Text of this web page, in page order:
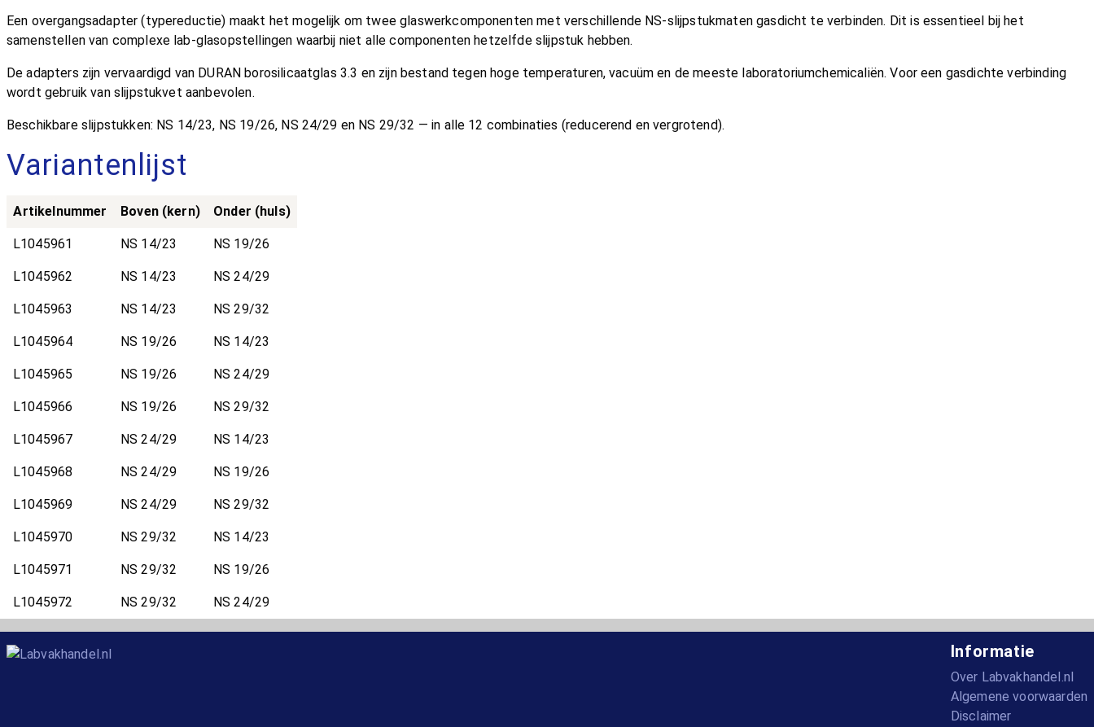
Een overgangsadapter (typereductie) maakt het mogelijk om twee glaswerkcomponenten met verschillende NS-slijpstukmaten gasdicht te verbinden. Dit is essentieel bij het
samenstellen van complexe lab-glasopstellingen waarbij niet alle componenten hetzelfde slijpstuk hebben.
De adapters zijn vervaardigd van DURAN borosilicaatglas 3.3 en zijn bestand tegen hoge temperaturen, vacuüm en de meeste laboratoriumchemicaliën. Voor een gasdichte verbinding
wordt gebruik van slijpstukvet aanbevolen.
Beschikbare slijpstukken: NS 14/23, NS 19/26, NS 24/29 en NS 29/32 — in alle 12 combinaties (reducerend en vergrotend).
Variantenlijst
Artikelnummer Boven (kern) Onder (huls)
L1045961 NS 14/23 NS 19/26
L1045962 NS 14/23 NS 24/29
L1045963 NS 14/23 NS 29/32
L1045964 NS 19/26 NS 14/23
L1045965 NS 19/26 NS 24/29
L1045966 NS 19/26 NS 29/32
L1045967 NS 24/29 NS 14/23
L1045968 NS 24/29 NS 19/26
L1045969 NS 24/29 NS 29/32
L1045970 NS 29/32 NS 14/23
L1045971 NS 29/32 NS 19/26
L1045972 NS 29/32 NS 24/29
Informatie
Over Labvakhandel.nl
Algemene voorwaarden
Disclaimer